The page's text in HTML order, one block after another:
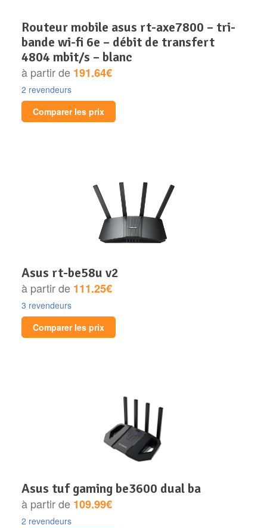
routeur mobile asus rt-axe7800 – tri-
bande wi-fi 6e – débit de transfert
4804 mbit/s – blanc
à partir de 191.64€
2 revendeurs
Comparer les prix
asus rt-be58u v2
à partir de 111.25€
3 revendeurs
Comparer les prix
asus tuf gaming be3600 dual ba
à partir de 109.99€
2 revendeurs